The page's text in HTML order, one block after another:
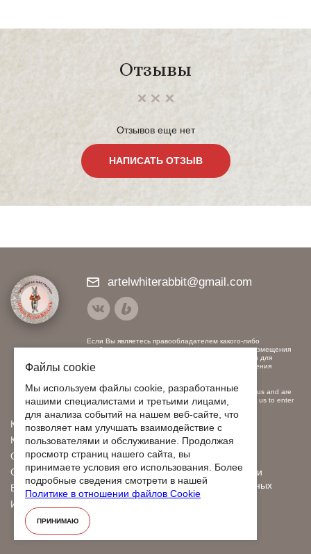
Отзывы
Отзывов еще нет
НАПИСАТЬ ОТЗЫВ
Каталог
Контакты
Оплата
Отправка
Бонусы и скидки
Индивидуальный заказ
О нас
Видео
Отзывы
Политика обработки
персональных данных
Договор оферты
artelwhiterabbit@gmail.com
Если Вы являетесь правообладателем какого-либо
изображения, использованного нами, и против размещения
на наших ресурсах, пожалуйста, свяжитесь с нами для
заключения договора на использование или удаления
If you are the copyright holder of any image used by us and are
opposed to posting on our resources, please contact us to enter
into a contract for the use or removal of content.
Файлы cookie
Мы используем файлы cookie, разработанные
нашими специалистами и третьими лицами,
для анализа событий на нашем веб-сайте, что
позволяет нам улучшать взаимодействие с
пользователями и обслуживание. Продолжая
просмотр страниц нашего сайта, вы
принимаете условия его использования. Более
подробные сведения смотрети в нашей
Политике в отношении файлов Cookie
ПРИНИМАЮ